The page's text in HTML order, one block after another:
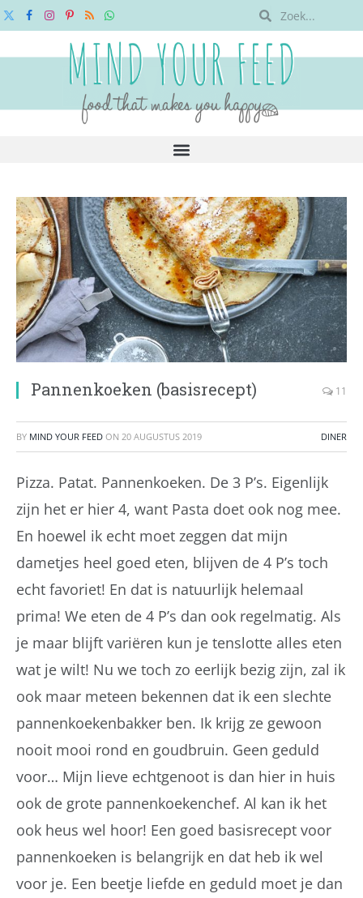
X
FacebookInstagram
Pinterest
RSSWhatsApp
Pannenkoeken (basisrecept) 11
BY MIND YOUR FEED ON 20 AUGUSTUS 2019 DINER
Pizza. Patat. Pannenkoeken. De 3 P’s. Eigenlijk
zijn het er hier 4, want Pasta doet ook nog mee.
En hoewel ik echt moet zeggen dat mijn
dametjes heel goed eten, blijven de 4 P’s toch
echt favoriet! En dat is natuurlijk helemaal
prima! We eten de 4 P’s dan ook regelmatig. Als
je maar blijft variëren kun je tenslotte alles eten
wat je wilt! Nu we toch zo eerlijk bezig zijn, zal ik
ook maar meteen bekennen dat ik een slechte
pannenkoekenbakker ben. Ik krijg ze gewoon
nooit mooi rond en goudbruin. Geen geduld
voor… Mijn lieve echtgenoot is dan hier in huis
ook de grote pannenkoekenchef. Al kan ik het
ook heus wel hoor! Een goed basisrecept voor
pannenkoeken is belangrijk en dat heb ik wel
voor je. Een beetje liefde en geduld moet je dan